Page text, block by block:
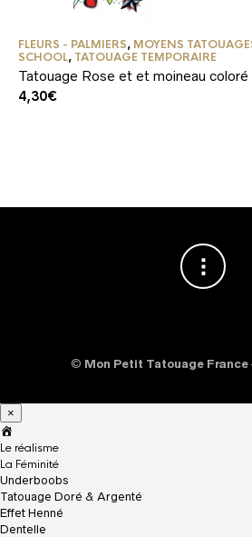
FLEURS - PALMIERS, MOYENS
SCHOOL, TATOUAGE TEMPORAIRE
Tatouage Rose et et moineau coloré
4,30€
© Mon Petit Tatouage France
×
c
c
u
e
i
l
Le réalisme
La Féminité
Underboobs
Tatouage Doré & Argenté
Effet Henné
Dentelle